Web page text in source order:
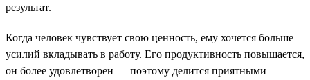
результат.
Когда человек чувствует свою ценность, ему хочется больше
усилий вкладывать в работу. Его продуктивность повышается,
он более удовлетворен — поэтому делится приятными